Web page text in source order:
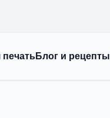
Блог и рецепты